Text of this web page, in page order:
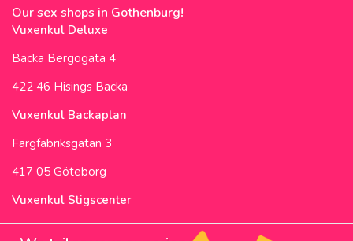
Our sex shops in Gothenburg!
Vuxenkul Deluxe
Backa Bergögata 4
422 46 Hisings Backa
Vuxenkul Backaplan
Färgfabriksgatan 3
417 05 Göteborg
Vuxenkul Stigscenter
Backa Bergögata 2